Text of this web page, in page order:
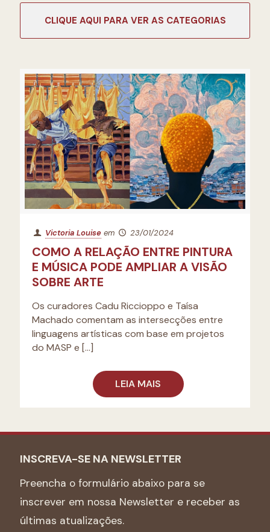
Victoria Louise em 23/01/2024
COMO A RELAÇÃO ENTRE PINTURA
E MÚSICA PODE AMPLIAR A VISÃO
SOBRE ARTE
Os curadores Cadu Riccioppo e Taísa
Machado comentam as intersecções entre
linguagens artísticas com base em projetos
do MASP e […]
LEIA MAIS
CATEGORIAS
INSCREVA-SE NA NEWSLETTER
Preencha o formulário abaixo para se
inscrever em nossa Newsletter e receber as
últimas atualizações.